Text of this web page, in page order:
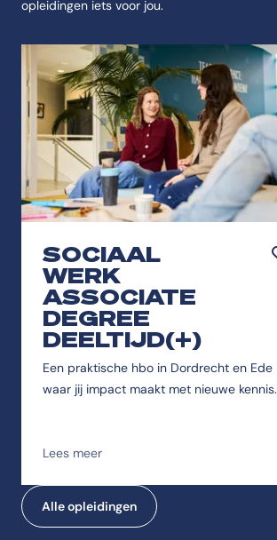
opleidingen iets voor jou.
SOCIAAL
WERK
ASSOCIATE
DEGREE
DEELTIJD(+)
Een praktische hbo in Dordrecht en Ede
waar jij impact maakt met nieuwe kennis.
Lees meer
Alle opleidingen